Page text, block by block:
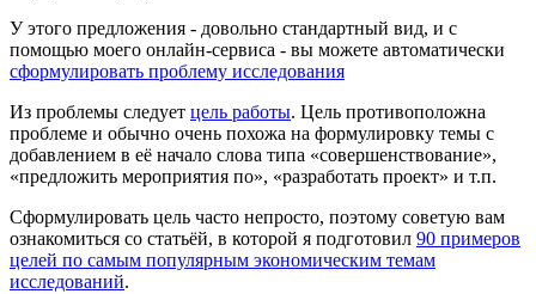
У этого предложения - довольно стандартный вид, и с
помощью моего онлайн-сервиса - вы можете автоматически
сформулировать проблему исследования
Из проблемы следует цель работы. Цель противоположна
проблеме и обычно очень похожа на формулировку темы с
добавлением в её начало слова типа «совершенствование»,
«предложить мероприятия по», «разработать проект» и т.п.
Сформулировать цель часто непросто, поэтому советую вам
ознакомиться со статьёй, в которой я подготовил 90 примеров
целей по самым популярным экономическим темам
исследований.